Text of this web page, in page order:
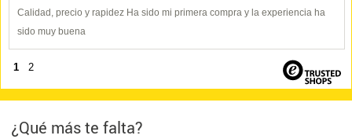
Calidad, precio y rapidez Ha sido mi primera compra y la experiencia ha
sido muy buena
1 2
¿Qué más te falta?